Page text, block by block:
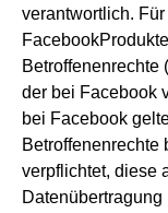
verantwortlich.
Betroffenenrechte
der bei Facebook
bei Facebook
Betroffenenrechte
verpflichtet, diese